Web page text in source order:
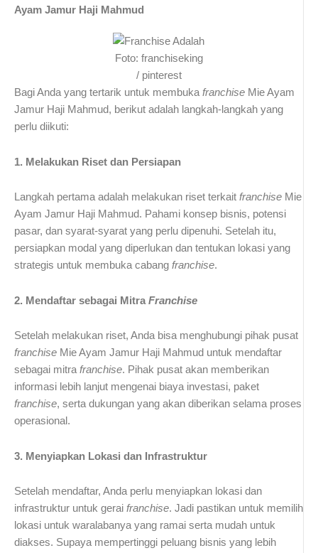
Ayam Jamur Haji Mahmud
Foto: franchiseking
/ pinterest
Bagi Anda yang tertarik untuk membuka franchise Mie Ayam
Jamur Haji Mahmud, berikut adalah langkah-langkah yang
perlu diikuti:
1. Melakukan Riset dan Persiapan
Langkah pertama adalah melakukan riset terkait franchise Mie
Ayam Jamur Haji Mahmud. Pahami konsep bisnis, potensi
pasar, dan syarat-syarat yang perlu dipenuhi. Setelah itu,
persiapkan modal yang diperlukan dan tentukan lokasi yang
strategis untuk membuka cabang franchise.
2. Mendaftar sebagai Mitra Franchise
Setelah melakukan riset, Anda bisa menghubungi pihak pusat
franchise Mie Ayam Jamur Haji Mahmud untuk mendaftar
sebagai mitrafranchise. Pihak pusat akan memberikan
informasi lebih lanjut mengenai biaya investasi, paket
franchise, serta dukungan yang akan diberikan selama proses
operasional.
3. Menyiapkan Lokasi dan Infrastruktur
Setelah mendaftar, Anda perlu menyiapkan lokasi dan
infrastruktur untuk gerai franchise. Jadi pastikan untuk memilih
lokasi untuk waralabanya yang ramai serta mudah untuk
diakses. Supaya mempertinggi peluang bisnis yang lebih